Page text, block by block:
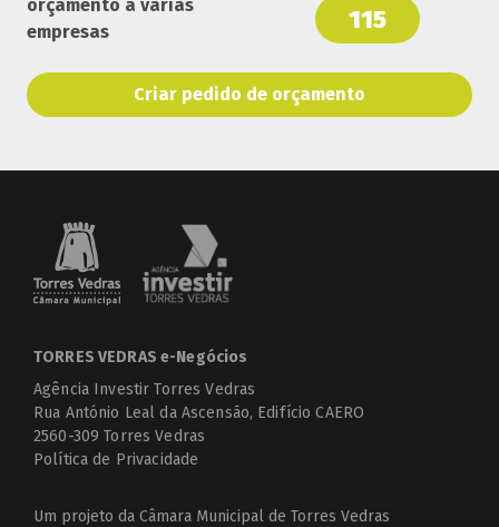
orçamento a várias
empresas
115
Criar pedido de orçamento
TORRES VEDRAS e-Negócios
Agência Investir Torres Vedras
Rua António Leal da Ascensão, Edifício CAERO
2560-309 Torres Vedras
Política de Privacidade
Um projeto da Câmara Municipal de Torres Vedras